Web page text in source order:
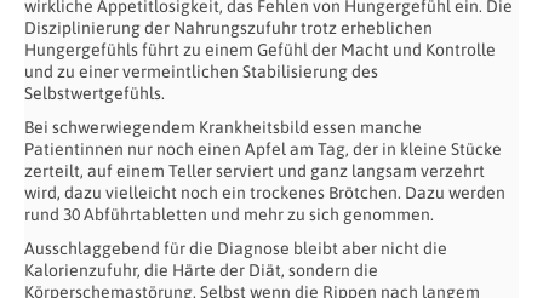
wirkliche Appetitlosigkeit, das Fehlen von Hungergefühl ein. Die
Disziplinierung der Nahrungszufuhr trotz erheblichen
Hungergefühls führt zu einem Gefühl der Macht und Kontrolle
und zu einer vermeintlichen Stabilisierung des
Selbstwertgefühls.
Bei schwerwiegendem Krankheitsbild essen manche
Patientinnen nur noch einen Apfel am Tag, der in kleine Stücke
zerteilt, auf einem Teller serviert und ganz langsam verzehrt
wird, dazu vielleicht noch ein trockenes Brötchen. Dazu werden
rund 30 Abführtabletten und mehr zu sich genommen.
Ausschlaggebend für die Diagnose bleibt aber nicht die
Kalorienzufuhr, die Härte der Diät, sondern die
Körperschemastörung. Selbst wenn die Rippen nach langem